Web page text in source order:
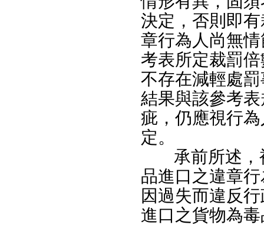
決定，否則即
章行為人尚無
考表所定裁罰
不存在減輕處
結果與該參考
疵，仍應視行
定。
承前所述
品進口之違章
因過失而違反
進口之貨物為